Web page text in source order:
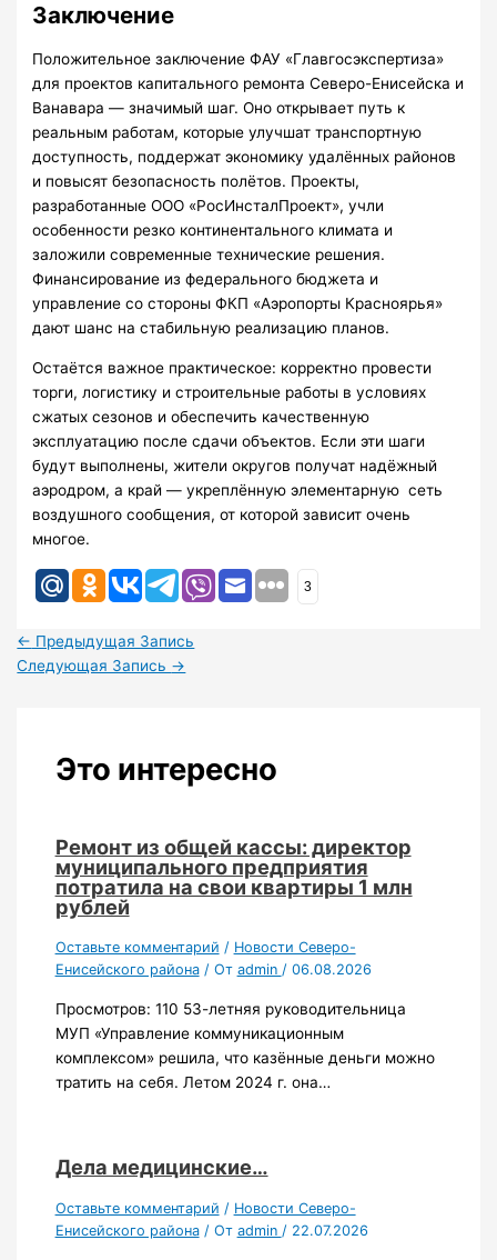
Заключение
Положительное заключение ФАУ «Главгосэкспертиза»
для проектов капитального ремонта Северо-Енисейска и
Ванавара — значимый шаг. Оно открывает путь к
реальным работам, которые улучшат транспортную
доступность, поддержат экономику удалённых районов
и повысят безопасность полётов. Проекты,
разработанные ООО «РосИнсталПроект», учли
особенности резко континентального климата и
заложили современные технические решения.
Финансирование из федерального бюджета и
управление со стороны ФКП «Аэропорты Красноярья»
дают шанс на стабильную реализацию планов.
Остаётся важное практическое: корректно провести
торги, логистику и строительные работы в условиях
сжатых сезонов и обеспечить качественную
эксплуатацию после сдачи объектов. Если эти шаги
будут выполнены, жители округов получат надёжный
аэродром, а край — укреплённую элементарную сеть
воздушного сообщения, от которой зависит очень
многое.
3
← Предыдущая Запись
Следующая Запись →
Это интересно
Ремонт из общей кассы: директор
муниципального предприятия
потратила на свои квартиры 1 млн
рублей
Оставьте комментарий / Новости Северо-
Енисейского района/ От admin / 06.08.2026
Просмотров: 110 53-летняя руководительница
МУП «Управление коммуникационным
комплексом» решила, что казённые деньги можно
тратить на себя. Летом 2024 г. она…
Дела медицинские…
Оставьте комментарий / Новости Северо-
Енисейского района/ От admin / 22.07.2026